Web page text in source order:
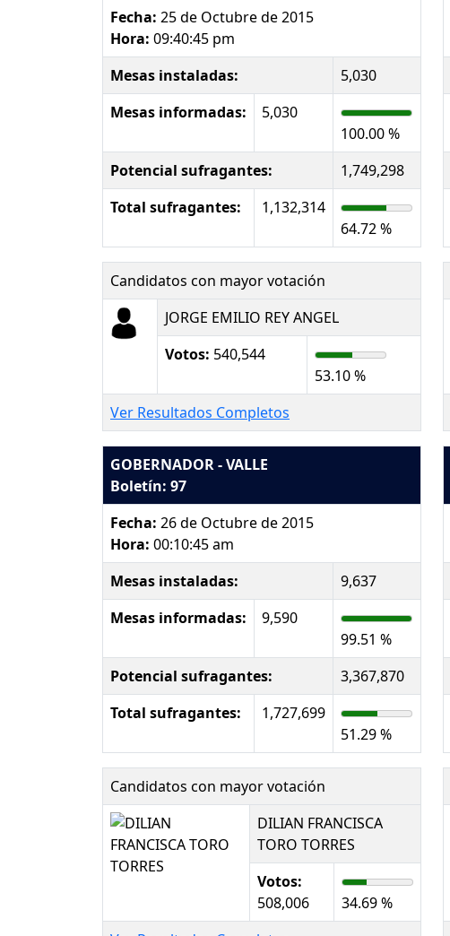
Fecha: 25 de Octubre de 2015
Hora: 09:40:45 pm
Mesas instaladas:
5,030
Mesas informadas:
5,030
100.00 %
Potencial sufragantes:
1,749,298
Total sufragantes:
1,132,314
64.72 %
Candidatos con mayor votación
JORGE EMILIO REY ANGEL
Votos: 540,544
53.10 %
Ver Resultados Completos
GOBERNADOR - VALLE
Boletín: 97
Fecha: 26 de Octubre de 2015
Hora: 00:10:45 am
Mesas instaladas:
9,637
Mesas informadas:
9,590
99.51 %
Potencial sufragantes:
3,367,870
Total sufragantes:
1,727,699
51.29 %
Candidatos con mayor votación
DILIAN FRANCISCA
TORO TORRES
Votos:
508,006
34.69 %